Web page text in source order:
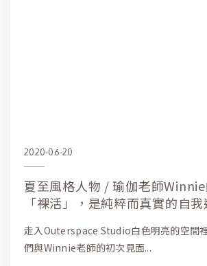
2020-06-20
夏至風格人物 / 瑜伽老師Winnie
「裸活」，是純粹而真實的自
走入Outerspace Studio白色明亮的空間
們與Winnie老師的初次見面...